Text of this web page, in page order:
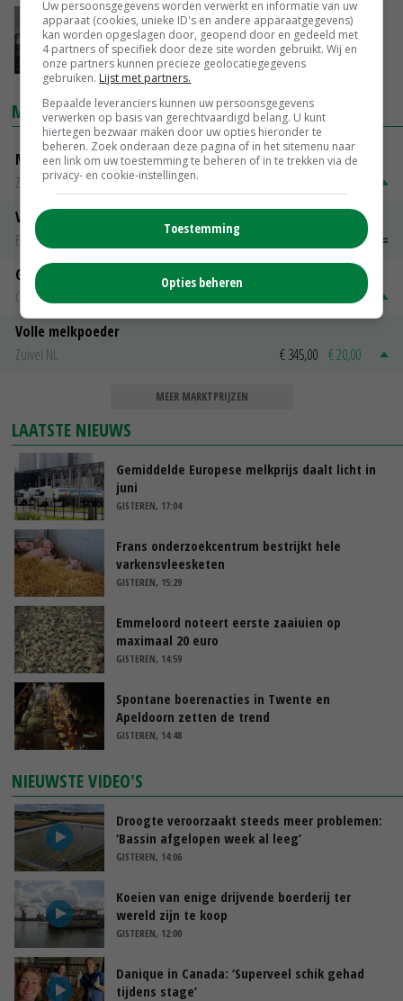
Europese gasprijs schiet 60 procent omhoog
02-03-2022
MARKTPRIJZEN
Magere melkpoeder
Zuivel NL
Vleeskuikens 2001-2600 gr
Barneveld
Gerst
Groningen
Volle melkpoeder
Zuivel NL
€ 345,00 € 20,00
MEER MARKTPRIJZEN
LAATSTE NIEUWS
Gemiddelde Europese melkprijs daalt licht in
juni
GISTEREN, 17:04
Frans onderzoekcentrum bestrijkt hele
varkensvleesketen
GISTEREN, 15:29
Emmeloord noteert eerste zaaiuien op
maximaal 20 euro
GISTEREN, 14:59
Spontane boerenacties in Twente en
Apeldoorn zetten de trend
GISTEREN, 14:48
NIEUWSTE VIDEO'S
Droogte veroorzaakt steeds meer problemen:
‘Bassin afgelopen week al leeg’
GISTEREN, 14:06
Koeien van enige drijvende boerderij ter
wereld zijn te koop
GISTEREN, 12:00
Danique in Canada: ‘Superveel schik gehad
tijdens stage’
Uw persoonsgegevens worden verwerkt en informatie van uw
apparaat (cookies, unieke ID's en andere apparaatgegevens)
kan worden opgeslagen door, geopend door en gedeeld met
4 partners of specifiek door deze site worden gebruikt. Wij en
onze partners kunnen precieze geolocatiegegevens
gebruiken. Lijst met partners.
Bepaalde leveranciers kunnen uw persoonsgegevens
verwerken op basis van gerechtvaardigd belang. U kunt
hiertegen bezwaar maken door uw opties hieronder te
beheren. Zoek onderaan deze pagina of in het sitemenu naar
een link om uw toestemming te beheren of in te trekken via de
privacy- en cookie-instellingen.
Toestemming
Opties beheren